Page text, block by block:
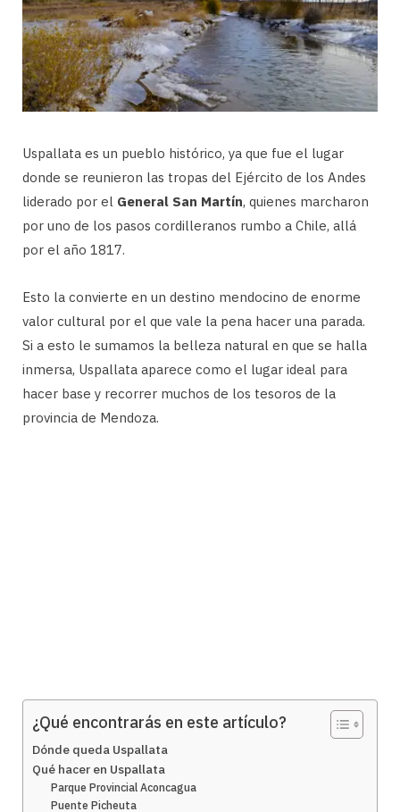
Uspallata es un pueblo histórico, ya que fue el lugar
donde se reunieron las tropas del Ejército de los Andes
liderado por el General San Martín, quienes marcharon
por uno de los pasos cordilleranos rumbo a Chile, allá
por el año 1817.
Esto la convierte en un destino mendocino de enorme
valor cultural por el que vale la pena hacer una parada.
Si a esto le sumamos la belleza natural en que se halla
inmersa, Uspallata aparece como el lugar ideal para
hacer base y recorrer muchos de los tesoros de la
provincia de Mendoza.
¿Qué encontrarás en este artículo?
Dónde queda Uspallata
Qué hacer en Uspallata
Parque Provincial Aconcagua
Puente Picheuta